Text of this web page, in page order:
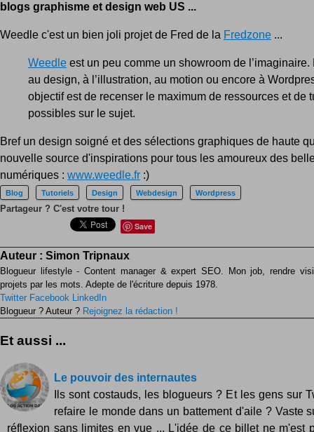
blogs graphisme et design web US ...
Weedle c'est un bien joli projet de Fred de la Fredzone ...
Weedle est un peu comme un showroom de l’imaginaire.
au design, à l’illustration, au motion ou encore à
objectif est de recenser le maximum de ressources et de
possibles sur le sujet.
Bref un design soigné et des sélections graphiques de haute
nouvelle source d'inspirations pour tous les amoureux des
numériques : www.weedle.fr :)
Blog Tutoriels Design Webdesign Wordpress
Partageur ? C'est votre tour !
Save
Auteur : Simon Tripnaux
Blogueur lifestyle - Content manager & expert SEO. Mon job, rendre
projets par les mots. Adepte de l'écriture depuis 1978.
Twitter Facebook LinkedIn
Blogueur ? Auteur ? Rejoignez la rédaction !
Et aussi ...
Le pouvoir des internautes
Ils sont costauds, les blogueurs ? Et les gens sur
refaire le monde dans un battement d'aile ? Vaste
réflexion sans limites en vue ... L'idée de ce billet ne m'est